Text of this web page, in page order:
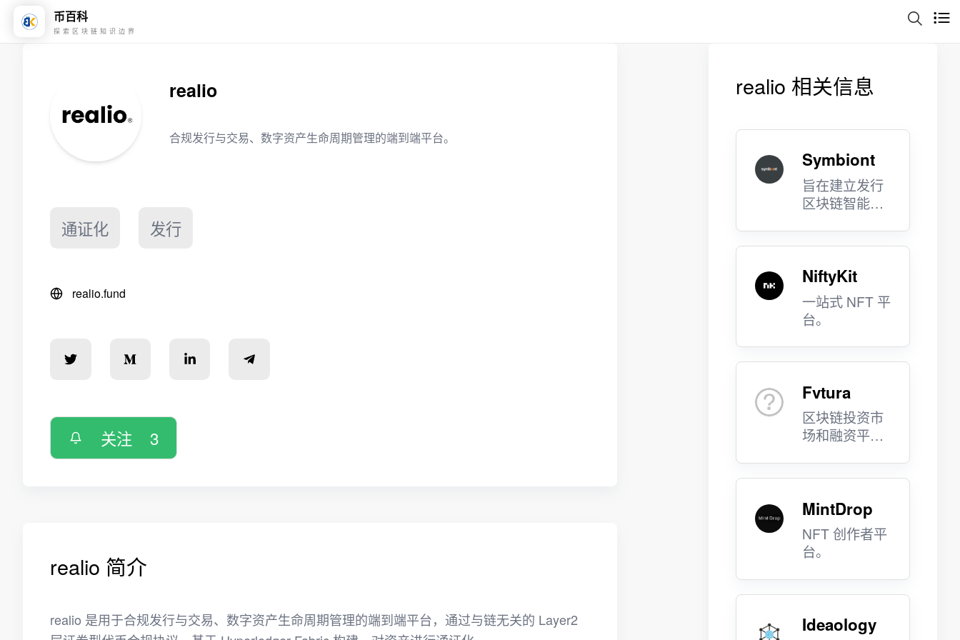
币百科
探索区块链知识边界
realio
合规发行与交易、数字资产生命周期管理的端到端平台。
通证化 发行
realio.fund
关注 3
realio 简介
realio 是用于合规发行与交易、数字资产生命周期管理的端到端平台，通过与链无关的 Layer2
realio 相关信息
Symbiont
旨在建立发行
区块链智能证
证券的平台。
NiftyKit
一站式 NFT 平
台。
Fvtura
区块链投资市
场和融资平
MintDrop
NFT 创作者平
台。
Ideaology